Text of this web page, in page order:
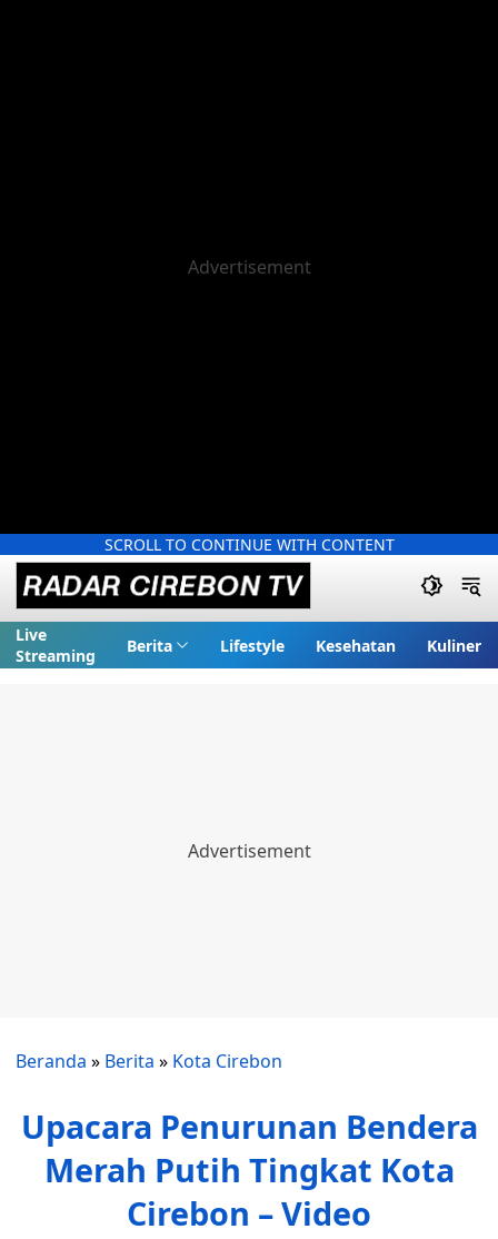
SCROLL TO CONTINUE WITH CONTENT
Live
Streaming
Berita Lifestyle Kesehatan Kuliner
Beranda » Berita » Kota Cirebon
Upacara Penurunan Bendera
Merah Putih Tingkat Kota
Cirebon – Video